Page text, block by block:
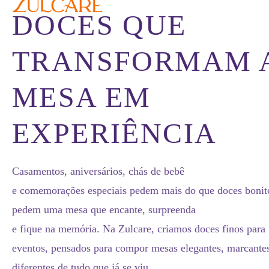
DOCES QUE
TRANSFORMAM
MESA EM
EXPERIÊNCIA
Casamentos, aniversários, chás de bebê
e comemorações especiais pedem mais do que doces
pedem uma mesa que encante, surpreenda
e fique na memória. Na Zulcare, criamos doces finos para
eventos, pensados para compor mesas elegantes,